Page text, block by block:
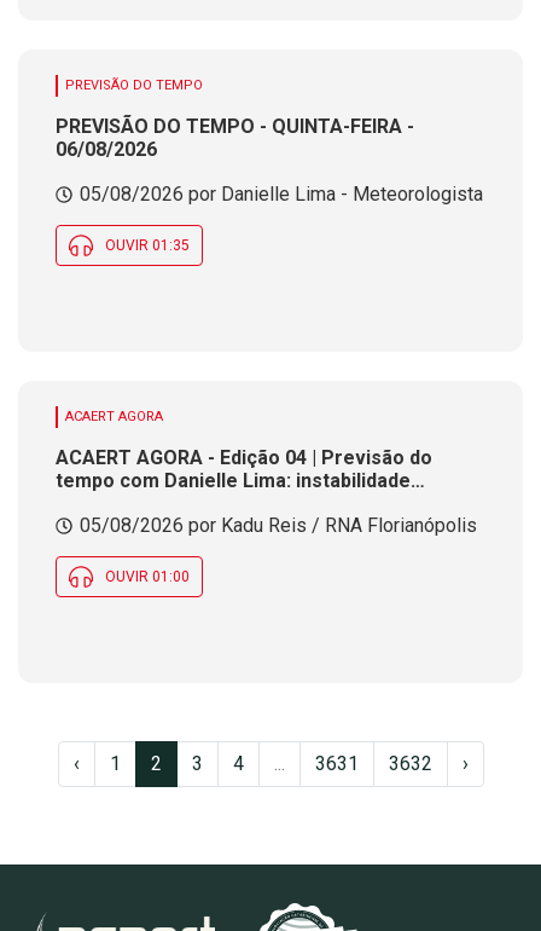
PREVISÃO DO TEMPO
PREVISÃO DO TEMPO - QUINTA-FEIRA -
06/08/2026
05/08/2026 por Danielle Lima - Meteorologista
OUVIR 01:35
ACAERT AGORA
ACAERT AGORA - Edição 04 | Previsão do
tempo com Danielle Lima: instabilidade
05/08/2026 por Kadu Reis / RNA Florianópolis
OUVIR 01:00
‹ 1 2 3 4 ... 3631 3632 ›